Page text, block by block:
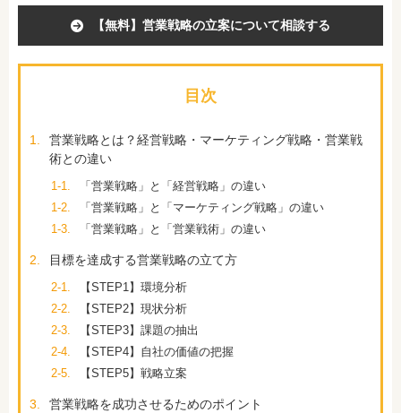
【無料】営業戦略の立案について相談する
目次
1.
営業戦略とは？経営戦略・マーケティング戦略・営業戦
術との違い
1-1.
「営業戦略」と「経営戦略」の違い
1-2.
「営業戦略」と「マーケティング戦略」の違い
1-3.
「営業戦略」と「営業戦術」の違い
2. 目標を達成する営業戦略の立て方
2-1.
【STEP1】環境分析
2-2.
【STEP2】現状分析
2-3.
【STEP3】課題の抽出
2-4.
【STEP4】自社の価値の把握
2-5.
【STEP5】戦略立案
3. 営業戦略を成功させるためのポイント